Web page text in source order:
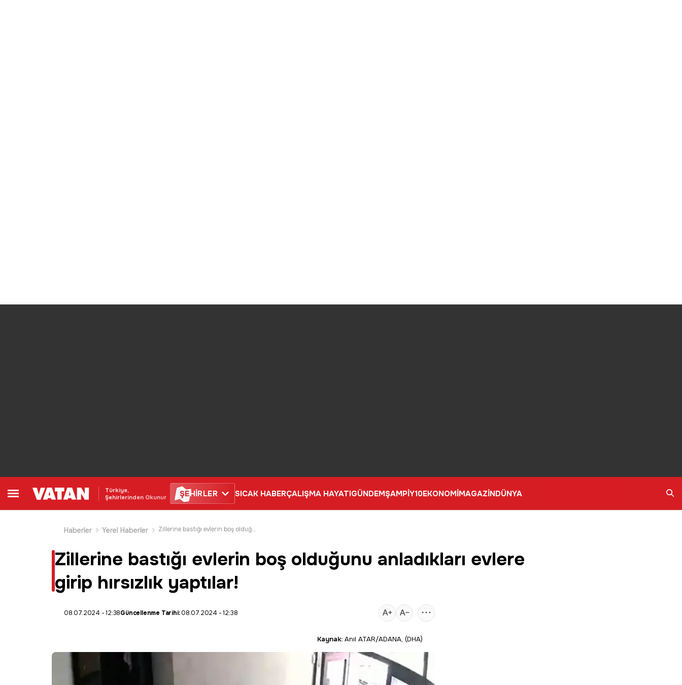
Türkiye,
Şehirlerinden Okunur
ŞEHİRLER SICAK HABERÇALIŞMA HAYATIGÜNDEMŞAMPİY10EKONOMİMAGAZİNDÜNYA
Haberler
Yerel Haberler Zillerine bastığı evlerin boş olduğunu anladıkları evlere girip hırsızlık yaptılar!
Zillerine bastığı evlerin boş olduğunu anladıkları evlere
girip hırsızlık yaptılar!
08.07.2024 - 12:38Güncellenme Tarihi:08.07.2024 - 12:38
Kaynak: Anıl ATAR/ADANA, (DHA)